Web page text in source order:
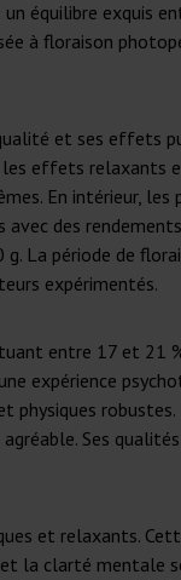
équilibre exquis
à floraison
et ses
effets relaxants
En intérieur,
des
La période de
expérimentés.
entre 17 et
expérience
physiques
Ses
et relaxants.
la clarté mentale